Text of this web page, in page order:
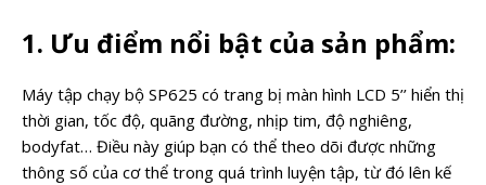
1. Ưu điểm nổi bật của sản phẩm:
Máy tập chạy bộ SP625 có trang bị màn hình LCD 5’’ hiển thị
thời gian, tốc độ, quãng đường, nhịp tim, độ nghiêng,
bodyfat… Điều này giúp bạn có thể theo dõi được những
thông số của cơ thể trong quá trình luyện tập, từ đó lên kế